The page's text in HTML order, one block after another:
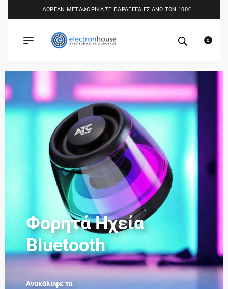
ΔΩΡΕΑΝ ΜΕΤΑΦΟΡΙΚΑ ΣΕ ΠΑΡΑΓΓΕΛΙΕΣ ΑΝΩ ΤΩΝ 100€
0
Φορητά Ηχεία
Bluetooth
Ανακάλυψε τα